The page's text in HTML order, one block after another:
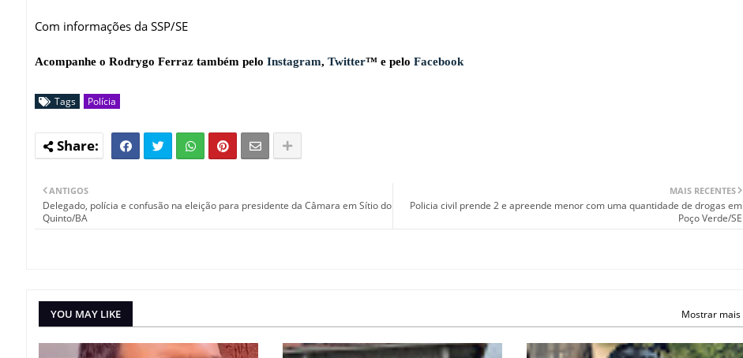
Com informações da SSP/SE
Acompanhe o Rodrygo Ferraz também pelo Instagram, Twitter™ e pelo Facebook
Tags Polícia
MAIS RECENTES
Policia civil prende 2 e apreende menor com uma quantidade de drogas em
Poço Verde/SE
ANTIGOS
Delegado, polícia e confusão na eleição para presidente da Câmara em Sítio do
Quinto/BA
YOU MAY LIKE Mostrar mais